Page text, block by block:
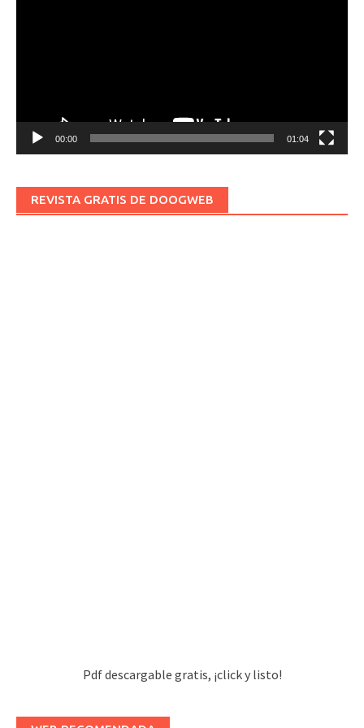
00:00 01:04
REVISTA GRATIS DE DOOGWEB
Pdf descargable gratis, ¡click y listo!